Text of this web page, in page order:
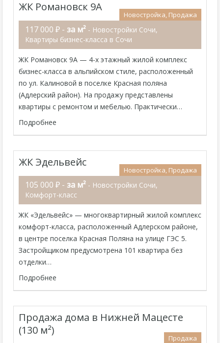
ЖК Романовск 9А
Новостройка, Продажа
117 000 ₽ - за м² - Новостройки Сочи,
Квартиры бизнес-класса в Сочи
ЖК Романовск 9А — 4-х этажный жилой комплекс
бизнес-класса в альпийском стиле, расположенный
по ул. Калиновой в поселке Красная поляна
(Адлерский район). На продажу представлены
квартиры с ремонтом и мебелью. Практически…
Подробнее
ЖК Эдельвейс
Новостройка, Продажа
105 000 ₽ - за м² - Новостройки Сочи,
Комфорт-класс
ЖК «Эдельвейс» — многоквартирный жилой комплекс
комфорт-класса, расположенный Адлерском районе,
в центре поселка Красная Поляна на улице ГЭС 5.
Застройщиком предусмотрена 101 квартира без
отделки…
Подробнее
Продажа дома в Нижней Мацесте
(130 м²)
Продажа